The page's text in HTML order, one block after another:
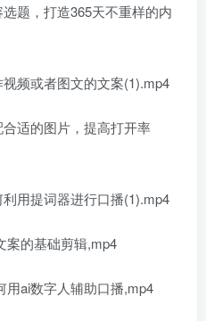
题，打造365天不重样的内
频或者图文的文案(1).mp4
适的图片，提高打开率
用提词器进行口播(1).mp4
案的基础剪辑,mp4
用ai数字人辅助口播,mp4